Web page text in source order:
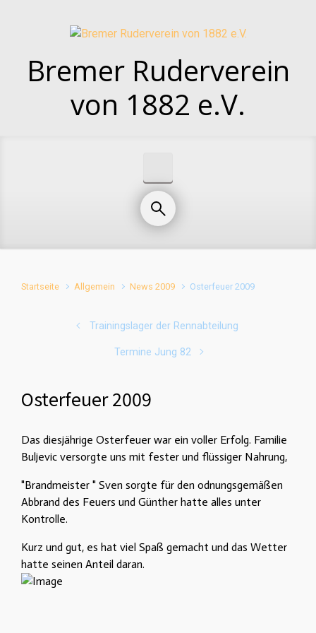
Bremer Ruderverein
von 1882 e.V.
Startseite Allgemein News 2009 Osterfeuer 2009
Trainingslager der Rennabteilung
Termine Jung 82
Osterfeuer 2009
Das diesjährige Osterfeuer war ein voller Erfolg. Familie
Buljevic versorgte uns mit fester und flüssiger Nahrung,
"Brandmeister " Sven sorgte für den odnungsgemäßen
Abbrand des Feuers und Günther hatte alles unter
Kontrolle.
Kurz und gut, es hat viel Spaß gemacht und das Wetter
hatte seinen Anteil daran.